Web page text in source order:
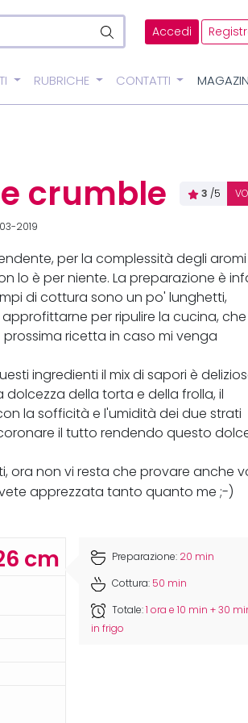
Accedi
RUBRICHE CONTATTI
crumble 3 /5
2019
per la complessità degli aromi
lo è per niente. La preparazione è
di cottura sono un po' lunghetti,
per ripulire la cucina, che
ricetta in caso mi venga
ingredienti il mix di sapori è
della torta e della frolla, il
la sofficità e l'umidità dei due strati
il tutto rendendo questo
ora non vi resta che provare anche
apprezzata tanto quanto me ;-)
cm Preparazione: 20 min
Cottura: 50 min
Totale:1 ora e 10 min + 30
in frigo